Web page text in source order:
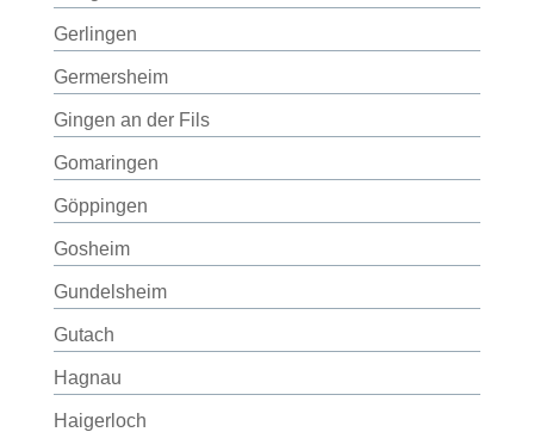
Gerlingen
Germersheim
Gingen an der Fils
Gomaringen
Göppingen
Gosheim
Gundelsheim
Gutach
Hagnau
Haigerloch